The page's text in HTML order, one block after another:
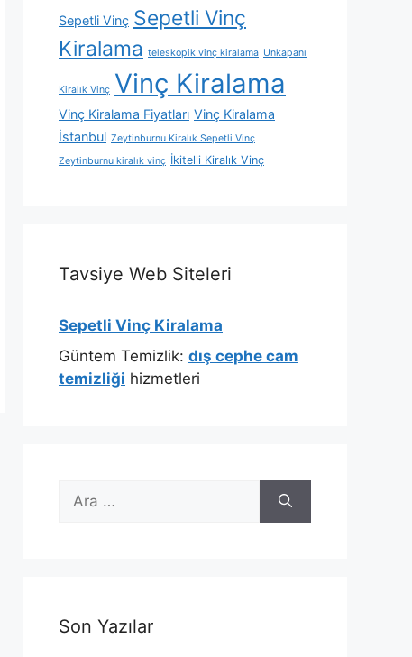
Sepetli Vinç Sepetli Vinç
Kiralama teleskopik vinç kiralama Unkapanı
Kiralık Vinç Vinç Kiralama
Vinç Kiralama Fiyatları Vinç Kiralama
İstanbul Zeytinburnu Kiralık Sepetli Vinç
Zeytinburnu kiralık vinç İkitelli Kiralık Vinç
Tavsiye Web Siteleri
Sepetli Vinç Kiralama
Güntem Temizlik: dış cephe cam
temizliği hizmetleri
ara
Son Yazılar